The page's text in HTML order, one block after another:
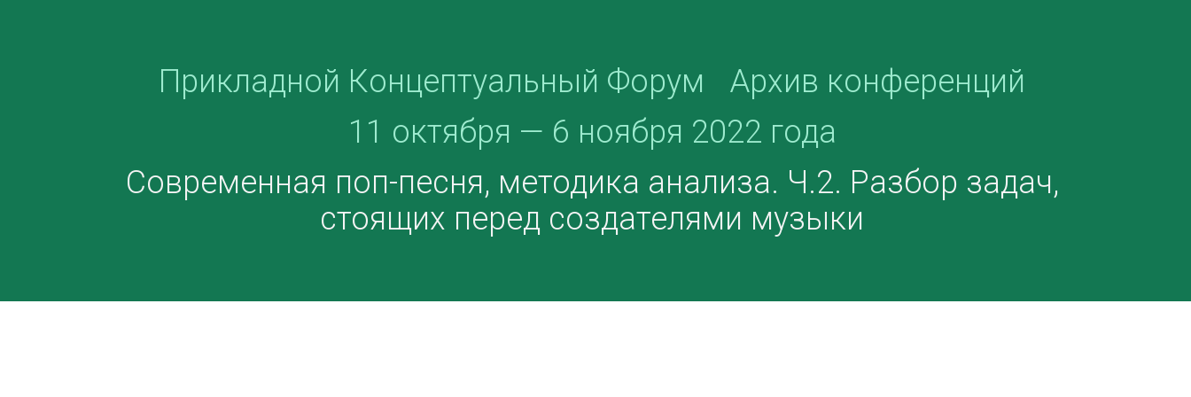
Прикладной Концептуальный Форум
Архив конференций
11 октября — 6 ноября 2022 года
Современная поп-песня, методика анализа. Ч.2. Разбор задач,
стоящих перед создателями музыки